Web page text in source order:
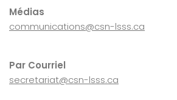
Médias
communications@csn-lsss.ca
Par Courriel
secretariat@csn-lsss.ca